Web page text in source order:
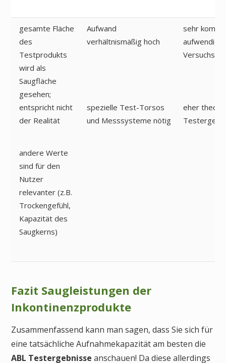
gesamte Fläche
des
Testprodukts
wird als
Saugfläche
gesehen;
entspricht nicht
der Realität
andere Werte
sind für den
Nutzer
relevanter (z.B.
Trockengefühl,
Kapazität des
Saugkerns)
Aufwand
verhältnismäßig hoch
spezielle Test-Torsos
und Messsysteme nötig
sehr
eher
Fazit Saugleistungen der
Inkontinenzprodukte
Zusammenfassend kann man sagen, dass Sie sich für
eine tatsächliche Aufnahmekapazität am besten die
ABL Testergebnisse anschauen! Da diese allerdings